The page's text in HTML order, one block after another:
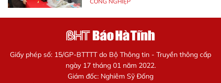
Giấy phép số: 15/GP-BTTTT do Bộ Thông tin - Truyền thông cấp
ngày 17 tháng 01 năm 2022.
Giám đốc: Nghiêm Sỹ Đống